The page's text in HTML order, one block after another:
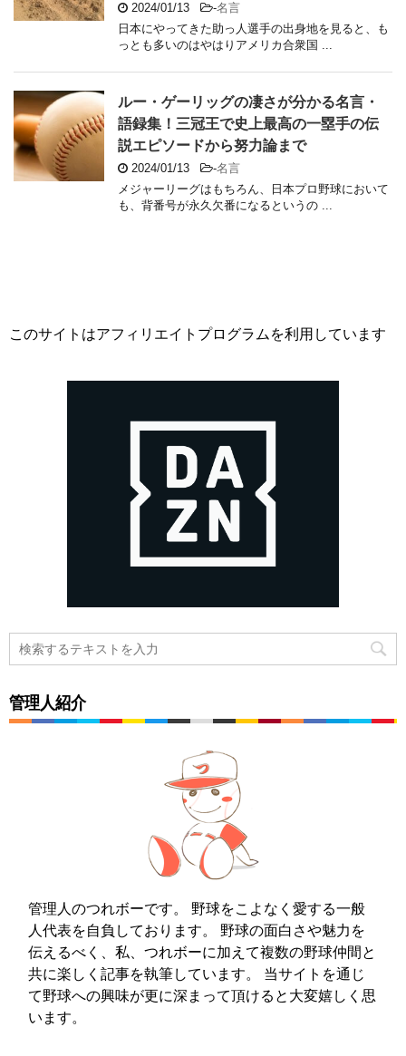
2024/01/13 -名言
日本にやってきた助っ人選手の出身地を見ると、も
っとも多いのはやはりアメリカ合衆国 ...
ルー・ゲーリッグの凄さが分かる名言・
語録集！三冠王で史上最高の一塁手の伝
説エピソードから努力論まで
2024/01/13 -名言
メジャーリーグはもちろん、日本プロ野球において
も、背番号が永久欠番になるというの ...
このサイトはアフィリエイトプログラムを利用しています
管理人紹介
管理人のつれボーです。 野球をこよなく愛する一般
人代表を自負しております。 野球の面白さや魅力を
伝えるべく、私、つれボーに加えて複数の野球仲間と
共に楽しく記事を執筆しています。 当サイトを通じ
て野球への興味が更に深まって頂けると大変嬉しく思
います。